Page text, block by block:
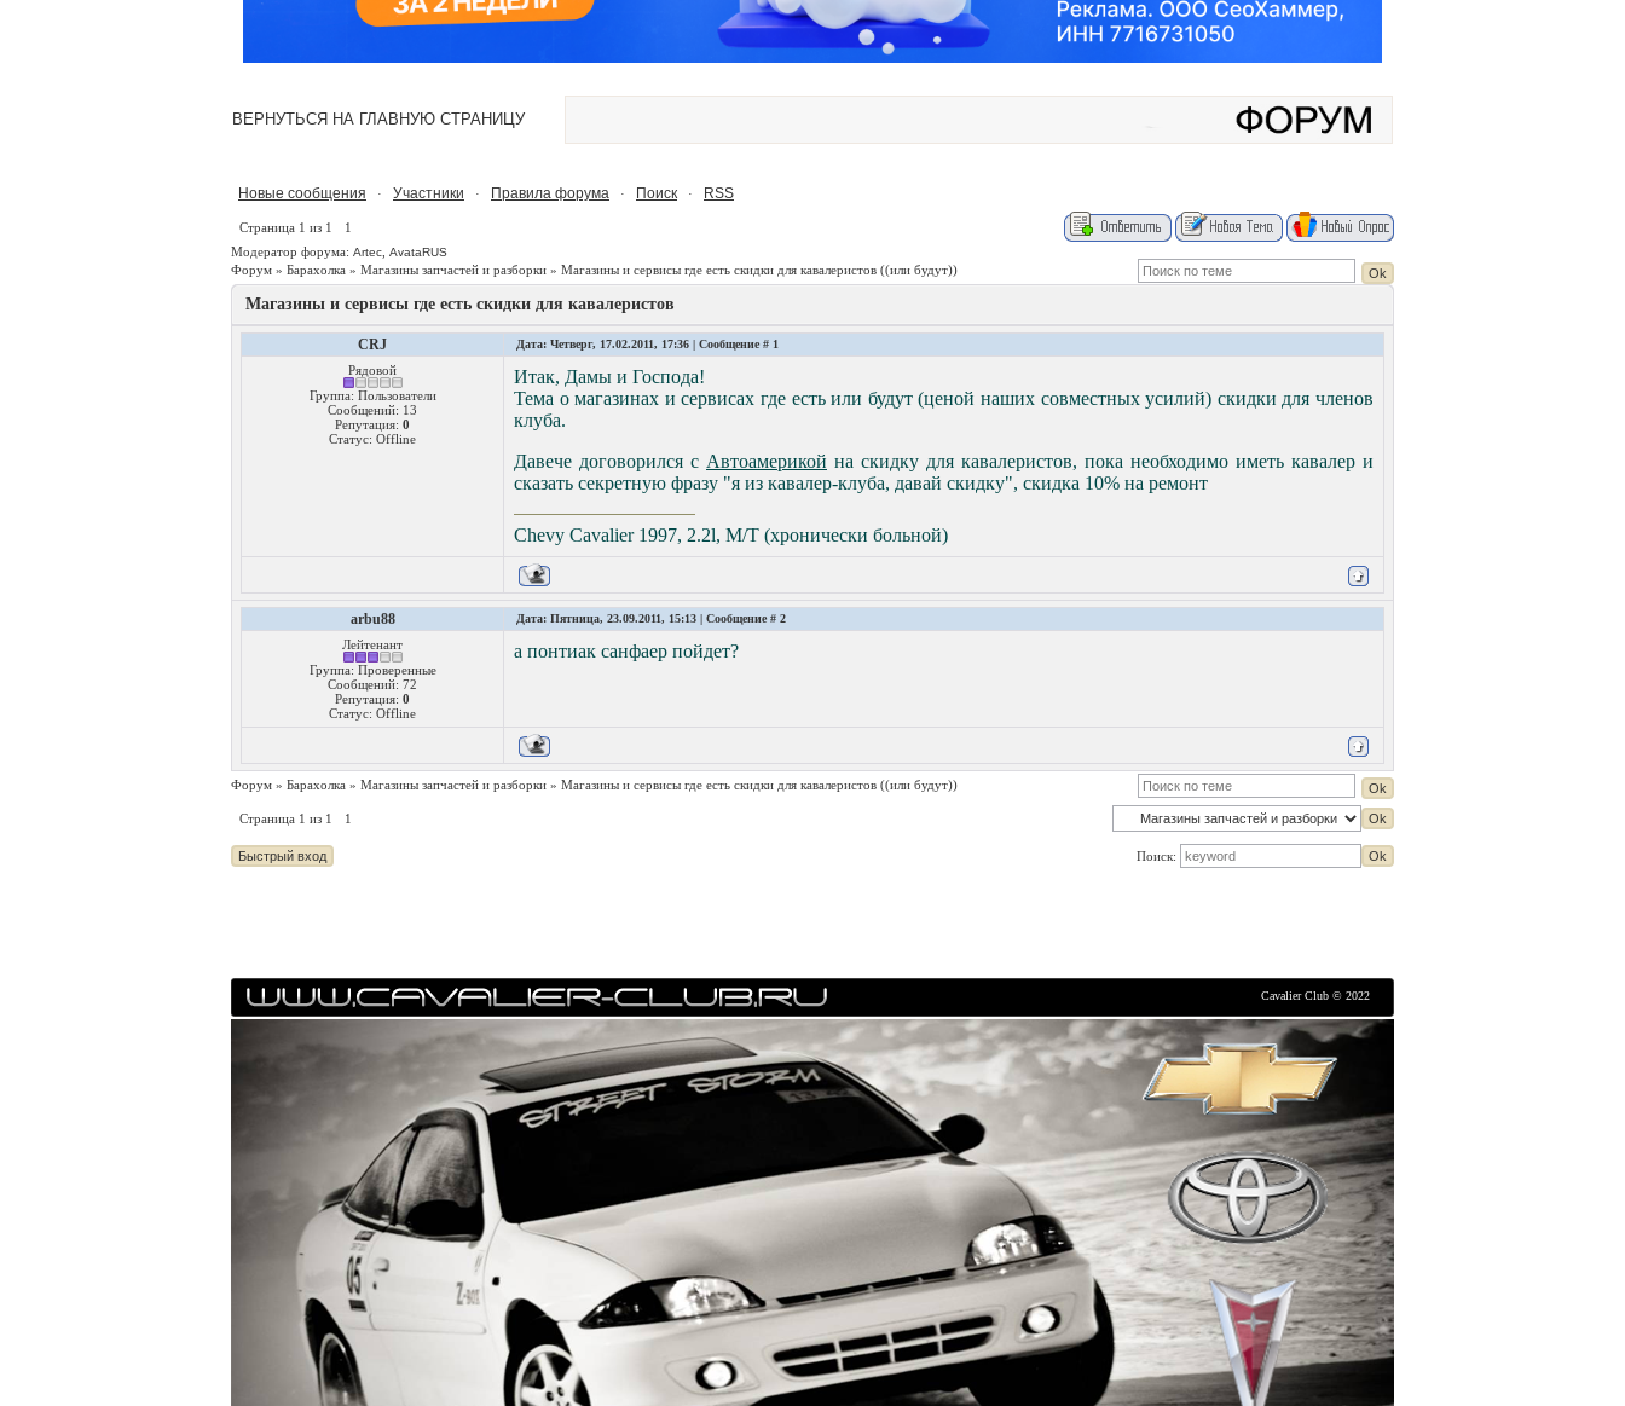
ВЕРНУТЬСЯ НА ГЛАВНУЮ СТРАНИЦУ
Новые сообщения · Участники · Правила форума · Поиск · RSS
Страница 1 из 1
1
Модератор форума: Artec AvataRUS
Форум » Барахолка » Магазины запчастей и разборки » Магазины и сервисы где есть скидки для кавалеристов ((или будут))
Магазины и сервисы где есть скидки для кавалеристов
CRJ Дата: Четверг, 17.02.2011, 17:36 | Сообщение # 1
Рядовой
Группа: Пользователи
Сообщений: 13
Репутация: 0
Статус: Offline
Итак, Дамы и Господа!
Тема о магазинах и сервисах где есть или будут (ценой наших совместных усилий) скидки для членов
клуба.
Давече договорился с Автоамерикой на скидку для кавалеристов, пока необходимо иметь кавалер и
сказать секретную фразу "я из кавалер-клуба, давай скидку", скидка 10% на ремонт
Chevy Cavalier 1997, 2.2l, M/T (хронически больной)
arbu88 Дата: Пятница, 23.09.2011, 15:13 | Сообщение # 2
Лейтенант
Группа: Проверенные
Сообщений: 72
Репутация: 0
Статус: Offline
а понтиак санфаер пойдет?
Форум » Барахолка » Магазины запчастей и разборки » Магазины и сервисы где есть скидки для кавалеристов ((или будут))
Страница 1 из 1 1
Поиск:
Cavalier Club © 2022